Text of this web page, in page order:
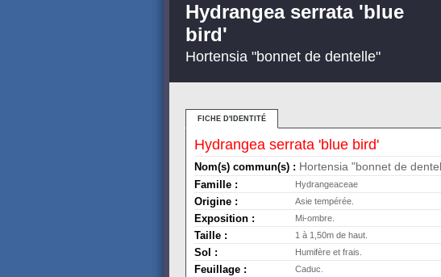
Hydrangea serrata 'blue
bird'
Hortensia "bonnet de dentelle"
FICHE D'IDENTITÉ
Hydrangea serrata 'blue bird'
Nom(s) commun(s) : Hortensia "bonnet de
Famille : Hydrangeaceae
Origine : Asie tempérée.
Exposition : Mi-ombre.
Taille : 1 à 1,50m de haut.
Sol : Humifère et frais.
Feuillage : Caduc.